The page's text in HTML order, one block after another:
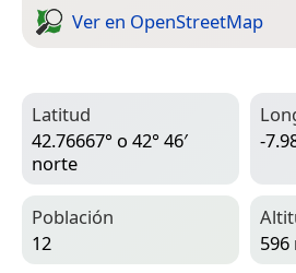
Ver en Open­Street­Map
Latitud
42.76667° o 42° 46′
norte
-
Población
12
596